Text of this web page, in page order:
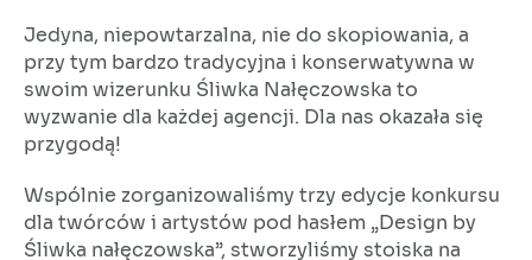
Jedyna, niepowtarzalna, nie do skopiowania, a
przy tym bardzo tradycyjna i konserwatywna w
swoim wizerunku Śliwka Nałęczowska to
wyzwanie dla każdej agencji. Dla nas okazała się
przygodą!
Wspólnie zorganizowaliśmy trzy edycje konkursu
dla twórców i artystów pod hasłem „Design by
Śliwka nałęczowska”, stworzyliśmy stoiska na